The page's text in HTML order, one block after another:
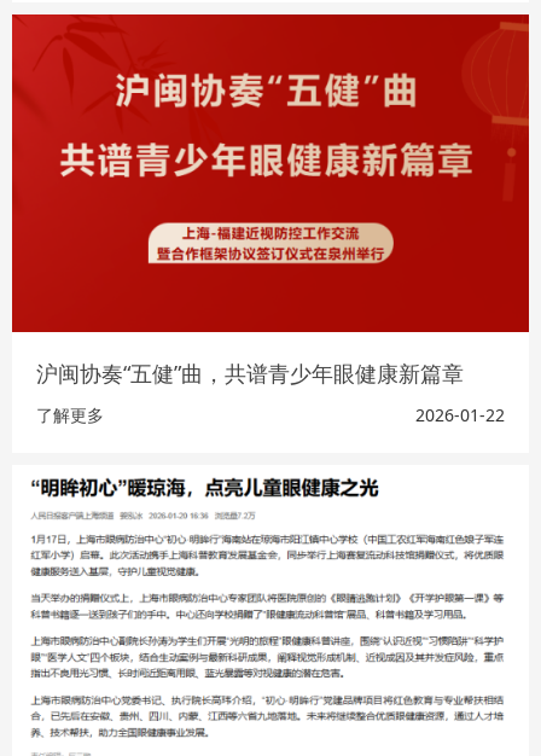
沪闽协奏“五健”曲，共谱青少年眼健康新篇章
了解更多 2026-01-22